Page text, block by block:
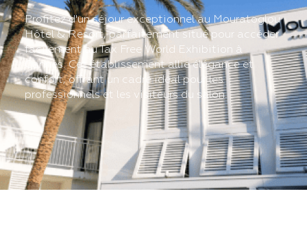
GROUPES & ENTREPRISES
Profitez d'un séjour exceptionnel au Mouratoglou
Hôtel & Resort, parfaitement situé pour accéder
facilement au Tax Free World Exhibition à
Cannes. Cet établissement allie élégance et
confort, offrant un cadre idéal pour les
professionnels et les visiteurs du salon.